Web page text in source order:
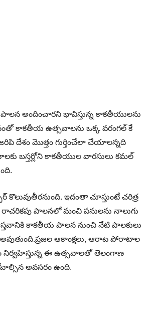
పాలన అందించారని భావిస్తున్న కాకతీయులను
కాకతీయ ఉత్సవాలను ఒక్క వరంగల్ కే
దేశం మొత్తం గుర్తించేలా చేయాలన్నది
బస్తర్లోని కాకతీయుల వారసులు కమల్
ఇదంతా చూస్తుంటే చరిత్ర
పాలనలో మంచి పనులను నాలుగు
కాకతీయ పాలన నుంచి నేటి పాలకులు
ఆకాంక్షలు, ఆరాట పోరాటాల
నిర్వహిస్తున్న ఈ ఉత్సవాలతో తెలంగాణ
అవసరం ఉంది.